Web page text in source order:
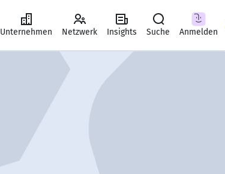
Unternehmen Netzwerk Insights Suche Anmelden